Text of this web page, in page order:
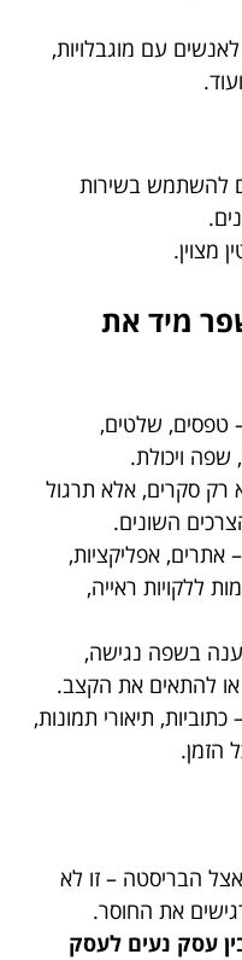
עם מוגבלויות,
להשתמש בשירות
מצוין.
מיד את
טפסים, שלטים,
שפה ויכולת.
רק סקרים, אלא תרגול
השונים.
– אתרים, אפליקציות,
ללקויות ראייה,
בשפה נגישה,
להתאים את הקצב.
כתוביות, תיאורי תמונות,
הזמן.
הבריסטה – זו לא
את החוסר.
עסק נעים לעסק